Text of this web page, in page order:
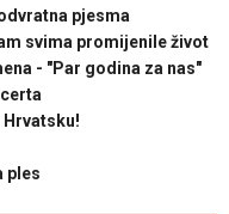
pjesma
svima promijenile život
- "Par godina za nas"
Hrvatsku!
ples